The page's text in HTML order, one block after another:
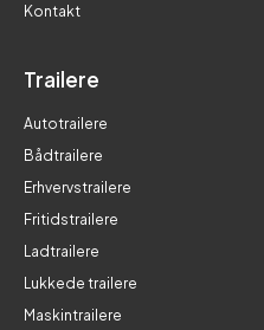
Kontakt
Trailere
Autotrailere
Bådtrailere
Erhvervstrailere
Fritidstrailere
Ladtrailere
Lukkede trailere
Maskintrailere